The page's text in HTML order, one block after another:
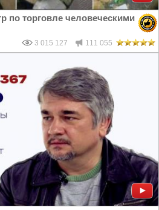
по торговле человеческими
3 015 127 111 055